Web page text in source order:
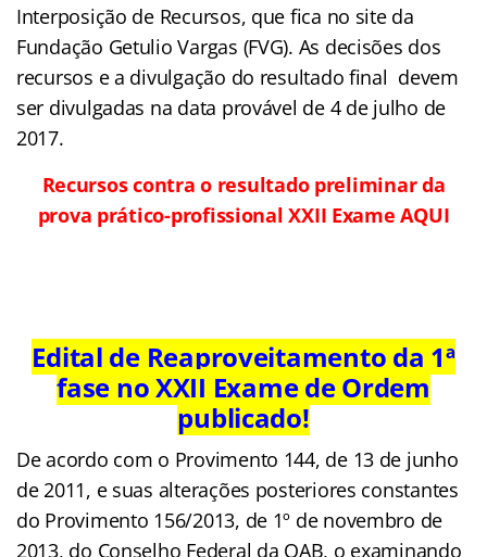
Interposição de Recursos, que fica no site da
Fundação Getulio Vargas (FVG). As decisões dos
recursos e a divulgação do resultado final devem
ser divulgadas na data provável de 4 de julho de
2017.
Recursos contra o resultado preliminar da
prova prático-profissional XXII Exame AQUI
Edital de Reaproveitamento da 1ª
fase no XXII Exame de Ordem
publicado!
De acordo com o Provimento 144, de 13 de junho
de 2011, e suas alterações posteriores constantes
do Provimento 156/2013, de 1º de novembro de
2013, do Conselho Federal da OAB, o examinando